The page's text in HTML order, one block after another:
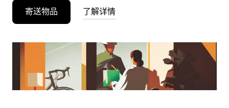
寄送物品 了解详情